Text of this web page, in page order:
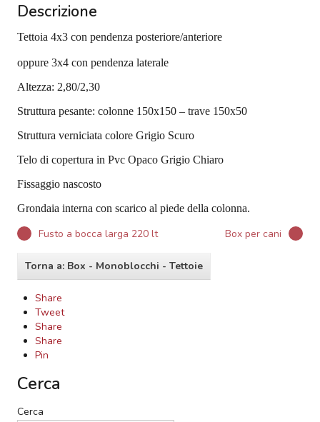
Descrizione
Tettoia 4x3 con pendenza posteriore/anteriore
oppure 3x4 con pendenza laterale
Altezza: 2,80/2,30
Struttura pesante: colonne 150x150 – trave 150x50
Struttura verniciata colore Grigio Scuro
Telo di copertura in Pvc Opaco Grigio Chiaro
Fissaggio nascosto
Grondaia interna con scarico al piede della colonna.
Box per cani
Fusto a bocca larga 220 lt
Torna a: Box - Monoblocchi - Tettoie
Share
Tweet
Share
Share
Pin
Cerca
Cerca